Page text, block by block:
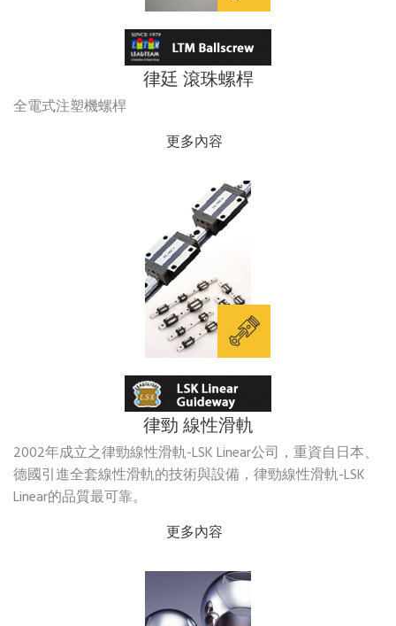
律廷 滾珠螺桿
全電式注塑機螺桿
更多內容
律勁 線性滑軌
2002年成立之律勁線性滑軌-LSK Linear公司，重資自日本、
德國引進全套線性滑軌的技術與設備，律勁線性滑軌-LSK
Linear的品質最可靠。
更多內容